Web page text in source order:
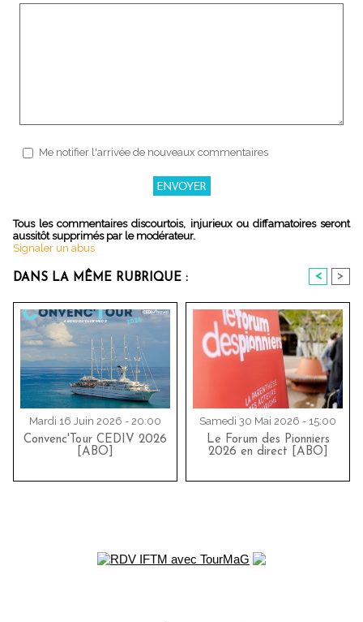
Me notifier l'arrivée de nouveaux commentaires
Tous les commentaires discourtois, injurieux ou diffamatoires seront
aussitôt supprimés par le modérateur.
Signaler un abus
DANS LA MÊME RUBRIQUE : < >
Mardi 16 Juin 2026 - 20:00
Convenc'Tour CEDIV 2026
[ABO]
Samedi 30 Mai 2026 - 15:00
Le Forum des Pionniers
2026 en direct [ABO]